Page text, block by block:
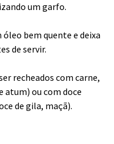
um garfo.
bem quente e deixa
de servir.
recheados com carne,
atum) ou com doce
de gila, maçã).